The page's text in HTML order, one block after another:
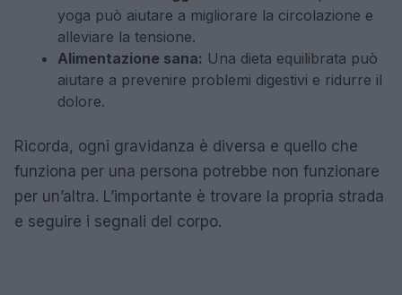
yoga può aiutare a migliorare la circolazione e
alleviare la tensione.
Alimentazione sana: Una dieta equilibrata può
aiutare a prevenire problemi digestivi e ridurre il
dolore.
Ricorda, ogni gravidanza è diversa e quello che
funziona per una persona potrebbe non funzionare
per un’altra. L’importante è trovare la propria strada
e seguire i segnali del corpo.